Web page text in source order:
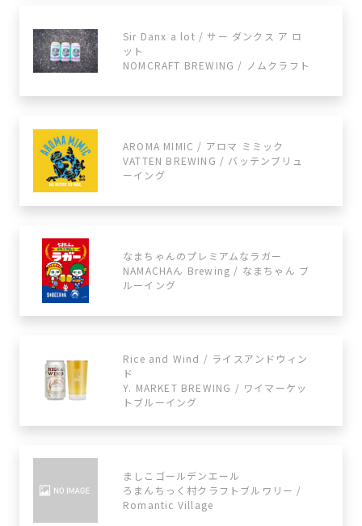
Sir Danx a lot / サー ダンクス ア ロ
ット
NOMCRAFT BREWING / ノムクラフト
AROMA MIMIC / アロマ ミミック
VATTEN BREWING / バッテンブリュ
ーイング
なまちゃんのプレミアムなラガー
NAMACHAん Brewing / なまちゃん ブ
ルーイング
Rice and Wind / ライスアンドウィン
ド
Y. MARKET BREWING / ワイマーケッ
トブルーイング
ましこゴールデンエール
ろまんちっく村クラフトブルワリー /
Romantic Village